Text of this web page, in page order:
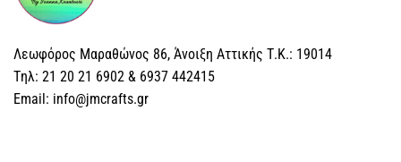
Λεωφόρος Μαραθώνος 86, Άνοιξη Αττικής Τ.Κ.: 19014
Tηλ: 21 20 21 6902 & 6937 442415
Email: info@jmcrafts.gr